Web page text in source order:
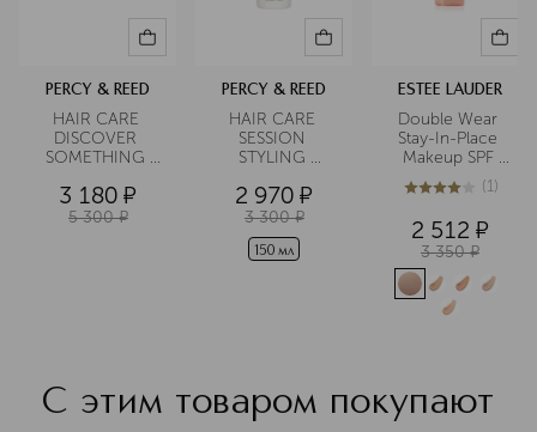
PERCY & REED
HAIR CARE
DISCOVER
SOMETHING
Набор
3 180 ¤
5 300 ¤
PERCY & REED
HAIR CARE
SESSION
STYLING
термозащита
для волос
2 970 ¤
3 300 ¤
150 мл
ESTEE LAUDER
Double Wear
Stay-In-Place
Makeup SPF
10/PA++
Устойчивый
в дорожном
формате
4из 51 (1)
2 512 ¤
3 350 ¤
С этим товаром покупают